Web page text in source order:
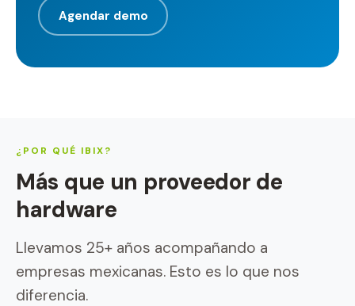
Agendar demo
¿POR QUÉ IBIX?
Más que un proveedor de
hardware
Llevamos 25+ años acompañando a
empresas mexicanas. Esto es lo que nos
diferencia.